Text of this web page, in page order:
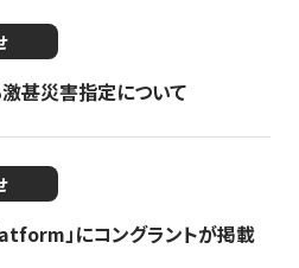
甚災害指定について
」にコングラントが掲載